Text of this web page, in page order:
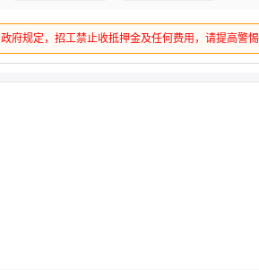
政府规定，招工禁止收抵押金及任何费用，请提高警